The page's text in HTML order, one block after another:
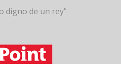
digno de un rey"